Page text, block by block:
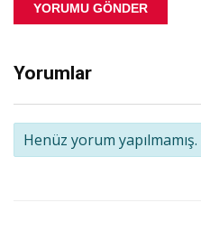
YORUMU GÖNDER
Yorumlar
Henüz yorum yapılmamış.